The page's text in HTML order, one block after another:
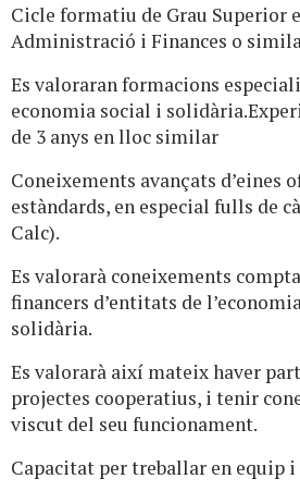
Cicle formatiu de Grau Superior
Administració i Finances o
Es valoraran formacions
economia social i
de 3 anys en lloc similar
Coneixements avançats d’eines
estàndards, en especial fulls de
Calc).
Es valorarà coneixements
financers d’entitats de
solidària.
Es valorarà així mateix haver
projectes cooperatius, i tenir
viscut del seu funcionament.
Capacitat per treballar en equip